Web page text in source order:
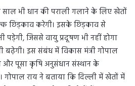
भी धान की पराली गलाने के लिए खेतों
छिड़काव करेगी। इसके छिड़काव से
पड़ेगी, जिससे वायु प्रदूषण भी नहीं होगा
बढ़ेगी। इस संबंध में विकास मंत्री गोपाल
और पूसा कृषि अनुसंधान संस्थान के
राय ने बताया कि दिल्ली में खेतों में